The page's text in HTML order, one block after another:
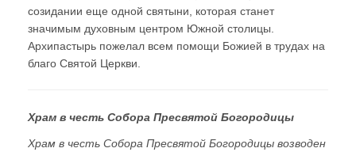
созидании еще одной святыни, которая станет
значимым духовным центром Южной столицы.
Архипастырь пожелал всем помощи Божией в трудах на
благо Святой Церкви.
Храм в честь Собора Пресвятой Богородицы
Храм в честь Собора Пресвятой Богородицы возводен